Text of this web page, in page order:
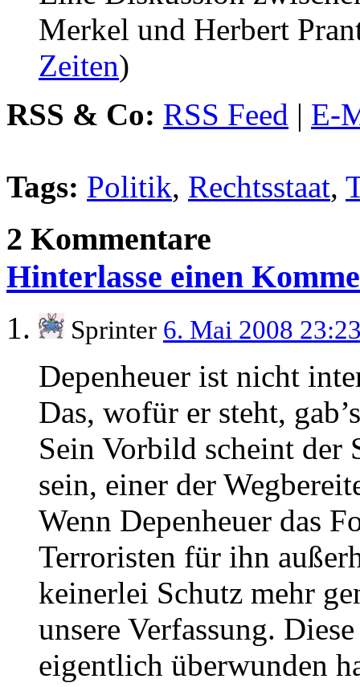
Merkel und Herbert
Zeiten)
RSS & Co: RSS Feed | E-
Tags: Politik, Rechtsstaat,
2 Kommentare
Hinterlasse einen
Sprinter 6. Mai 2008
Depenheuer ist nicht
Das, wofür er steht,
Sein Vorbild scheint der
sein, einer der
Wenn Depenheuer das
Terroristen für ihn
keinerlei Schutz mehr
unsere Verfassung.
eigentlich überwunden